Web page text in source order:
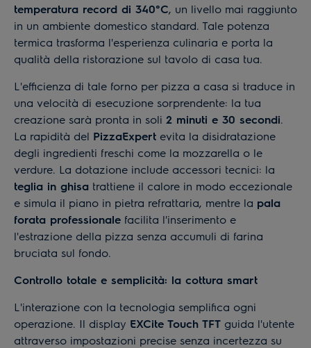
temperatura record di 340°C, un livello mai raggiunto
in un ambiente domestico standard. Tale potenza
termica trasforma l'esperienza culinaria e porta la
qualità della ristorazione sul tavolo di casa tua.
L'efficienza di tale forno per pizza a casa si traduce in
una velocità di esecuzione sorprendente: la tua
creazione sarà pronta in soli 2 minuti e 30 secondi.
La rapidità del PizzaExpert evita la disidratazione
degli ingredienti freschi come la mozzarella o le
verdure. La dotazione include accessori tecnici: la
teglia in ghisa trattiene il calore in modo eccezionale
e simula il piano in pietra refrattaria, mentre la pala
forata professionale facilita l'inserimento e
l'estrazione della pizza senza accumuli di farina
bruciata sul fondo.
Controllo totale e semplicità: la cottura smart
L'interazione con la tecnologia semplifica ogni
operazione. Il display EXCite Touch TFT guida l'utente
attraverso impostazioni precise senza incertezza su